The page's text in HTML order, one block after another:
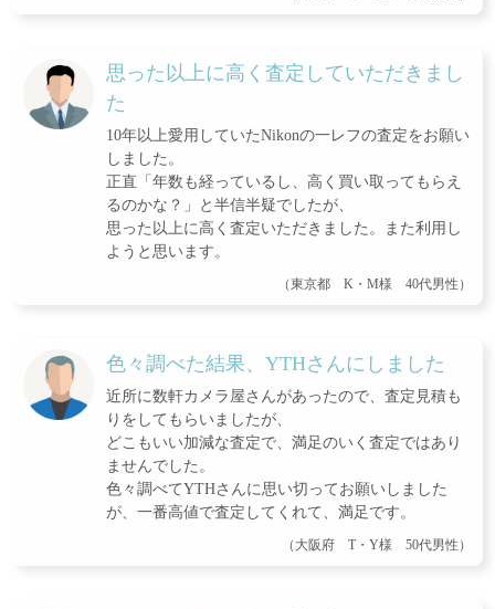
思った以上に高く査定していただきまし
た
10年以上愛用していたNikonの一レフの査定をお願い
しました。
正直「年数も経っているし、高く買い取ってもらえ
るのかな？」と半信半疑でしたが、
思った以上に高く査定いただきました。また利用し
ようと思います。
（東京都 K・M様 40代男性）
色々調べた結果、YTHさんにしました
近所に数軒カメラ屋さんがあったので、査定見積も
りをしてもらいましたが、
どこもいい加減な査定で、満足のいく査定ではあり
ませんでした。
色々調べてYTHさんに思い切ってお願いしました
が、一番高値で査定してくれて、満足です。
（大阪府 T・Y様 50代男性）